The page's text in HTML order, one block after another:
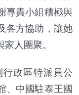
專責小組積極與
各方協助，讓她
人團聚。
政區特派員公
、中國駐泰王國